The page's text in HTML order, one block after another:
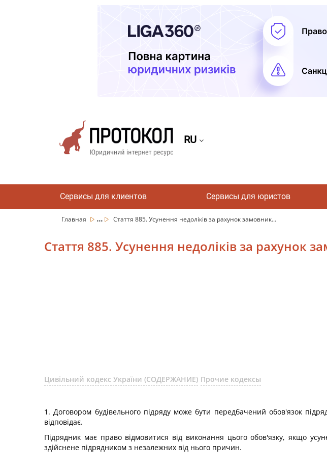
RU
Сервисы для клиентов Сервисы для юристов
Главная ... Стаття 885. Усунення недоліків за рахунок замовник...
Стаття 885. Усунення недоліків за рахунок
Цивільний кодекс України (СОДЕРЖАНИЕ) Прочие кодексы
1. Договором будівельного підряду може бути передбачений обов'язок
відповідає.
Підрядник має право відмовитися від виконання цього обов'язку, якщо
здійснене підрядником з незалежних від нього причин.